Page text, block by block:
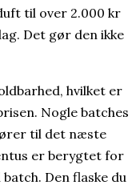
til over 2.000 kr
Det gør den ikke
hvilket er
Nogle batches
til det næste
er berygtet for
Den flaske du